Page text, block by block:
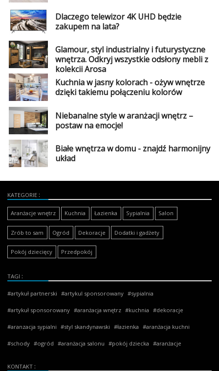
Przedpokój
Najlepsze
Kategorie
Dodaj
«
Dodaj
Dodaj
Dodaj
artykuł
Dodaj
galerię
Dlaczego telewizor 4K UHD będzie
zakupem na lata?
Glamour, styl industrialny i futurystyczne
wnętrza. Odkryj wszystkie odsłony mebli z
kolekcji Arosa
Kuchnia w jasny kolorach - ożyw wnętrze
dzięki takiemu połączeniu kolorów
Niebanalne style w aranżacji wnętrz –
postaw na emocje!
Białe wnętrza w domu - znajdź harmonijny
układ
KATEGORIE
Aranżacje wnętrz Kuchnia Łazienka Sypialnia Salon
Zrób to sam Ogród Dekoracje Dodatki i gadżety
Pokój dziecięcy Przedpokój
TAGI
artykuł partnerski artykul sponsorowany sypialnia
artykuł sponsorowany aranżacja wnętrz kuchnia dekoracje
aranzacja sypialni styl skandynawski łazienka aranżacja kuchni
schody ogród aranżacja salonu pokój dziecka aranżacje
KONTAKT